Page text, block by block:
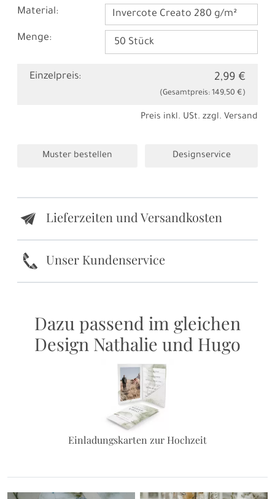
Material: Invercote Creato 280 g/m²
Menge:
Einzelpreis: 2,99 €
(Gesamtpreis: 149,50 €)
Preis inkl. USt. zzgl. Versand
Muster bestellen Designservice
e Lieferzeiten und Versandkosten
k Unser Kundenservice
Dazu passend im gleichen
Design Nathalie und Hugo
Einladungskarten zur Hochzeit